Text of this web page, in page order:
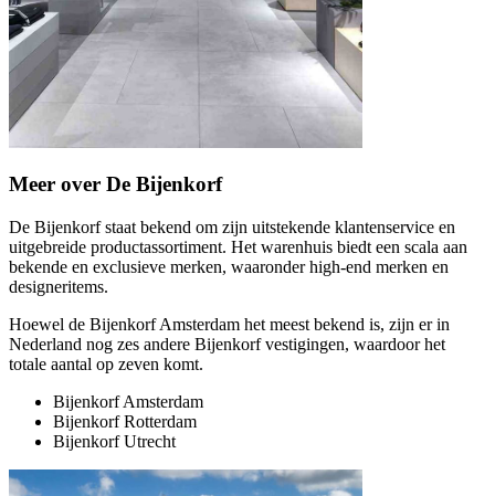
Meer over De Bijenkorf
De Bijenkorf staat bekend om zijn uitstekende klantenservice en
uitgebreide productassortiment. Het warenhuis biedt een scala aan
bekende en exclusieve merken, waaronder high-end merken en
designeritems.
Hoewel de Bijenkorf Amsterdam het meest bekend is, zijn er in
Nederland nog zes andere Bijenkorf vestigingen, waardoor het
totale aantal op zeven komt.
Bijenkorf Amsterdam
Bijenkorf Rotterdam
Bijenkorf Utrecht